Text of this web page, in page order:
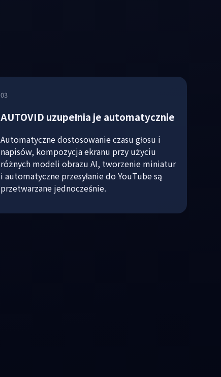
03
AUTOVID uzupełnia je automatycznie
Automatyczne dostosowanie czasu głosu i
napisów, kompozycja ekranu przy użyciu
różnych modeli obrazu AI, tworzenie miniatur
i automatyczne przesyłanie do YouTube są
przetwarzane jednocześnie.